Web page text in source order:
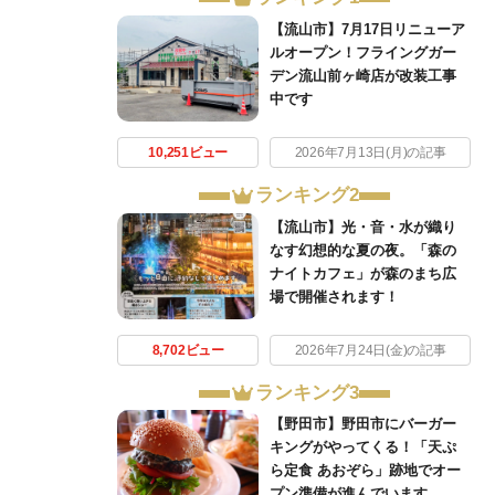
【流山市】7月17日リニューア
ルオープン！フライングガー
デン流山前ヶ崎店が改装工事
中です
10,251ビュー 2026年7月13日(月)の記事
ランキング2
【流山市】光・音・水が織り
なす幻想的な夏の夜。「森の
ナイトカフェ」が森のまち広
場で開催されます！
8,702ビュー 2026年7月24日(金)の記事
ランキング3
【野田市】野田市にバーガー
キングがやってくる！「天ぷ
ら定食 あおぞら」跡地でオー